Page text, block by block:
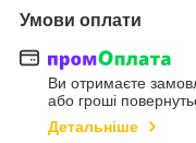
Умови оплати
Ви отримаєте
або гроші
Детальніше